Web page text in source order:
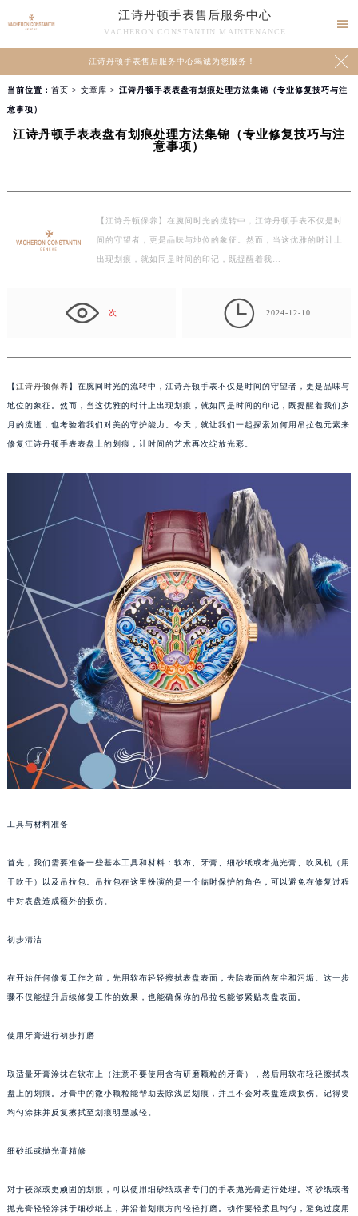
江诗丹顿手表售后服务中心
VACHERON CONSTANTIN MAINTENANCE

江诗丹顿手表售后服务中心竭诚为您服务！ 
当前位置： 首页 > 文章库 > 江诗丹顿手表表盘有划痕处理方法集锦（专业修复技巧与注
意事项）
江诗丹顿手表表盘有划痕处理方法集锦（专业修复技巧与注
意事项）
【江诗丹顿保养】在腕间时光的流转中，江诗丹顿手表不仅是时
间的守望者，更是品味与地位的象征。然而，当这优雅的时计上
出现划痕，就如同是时间的印记，既提醒着我…
次  2024-12-10
【江诗丹顿保养】在腕间时光的流转中，江诗丹顿手表不仅是时间的守望者，更是品味与
地位的象征。然而，当这优雅的时计上出现划痕，就如同是时间的印记，既提醒着我们岁
月的流逝，也考验着我们对美的守护能力。今天，就让我们一起探索如何用吊拉包元素来
修复江诗丹顿手表表盘上的划痕，让时间的艺术再次绽放光彩。
工具与材料准备
首先，我们需要准备一些基本工具和材料：软布、牙膏、细砂纸或者抛光膏、吹风机（用
于吹干）以及吊拉包。吊拉包在这里扮演的是一个临时保护的角色，可以避免在修复过程
中对表盘造成额外的损伤。
初步清洁
在开始任何修复工作之前，先用软布轻轻擦拭表盘表面，去除表面的灰尘和污垢。这一步
骤不仅能提升后续修复工作的效果，也能确保你的吊拉包能够紧贴表盘表面。
使用牙膏进行初步打磨
取适量牙膏涂抹在软布上（注意不要使用含有研磨颗粒的牙膏），然后用软布轻轻擦拭表
盘上的划痕。牙膏中的微小颗粒能帮助去除浅层划痕，并且不会对表盘造成损伤。记得要
均匀涂抹并反复擦拭至划痕明显减轻。
细砂纸或抛光膏精修
对于较深或更顽固的划痕，可以使用细砂纸或者专门的手表抛光膏进行处理。将砂纸或者
抛光膏轻轻涂抹于细砂纸上，并沿着划痕方向轻轻打磨。动作要轻柔且均匀，避免过度用